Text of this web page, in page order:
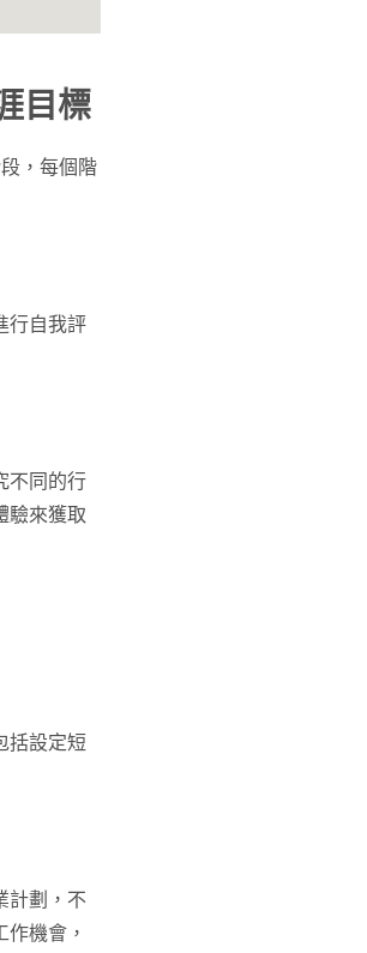
目標
，每個階
行自我評
不同的行
驗來獲取
括設定短
計劃，不
機會，